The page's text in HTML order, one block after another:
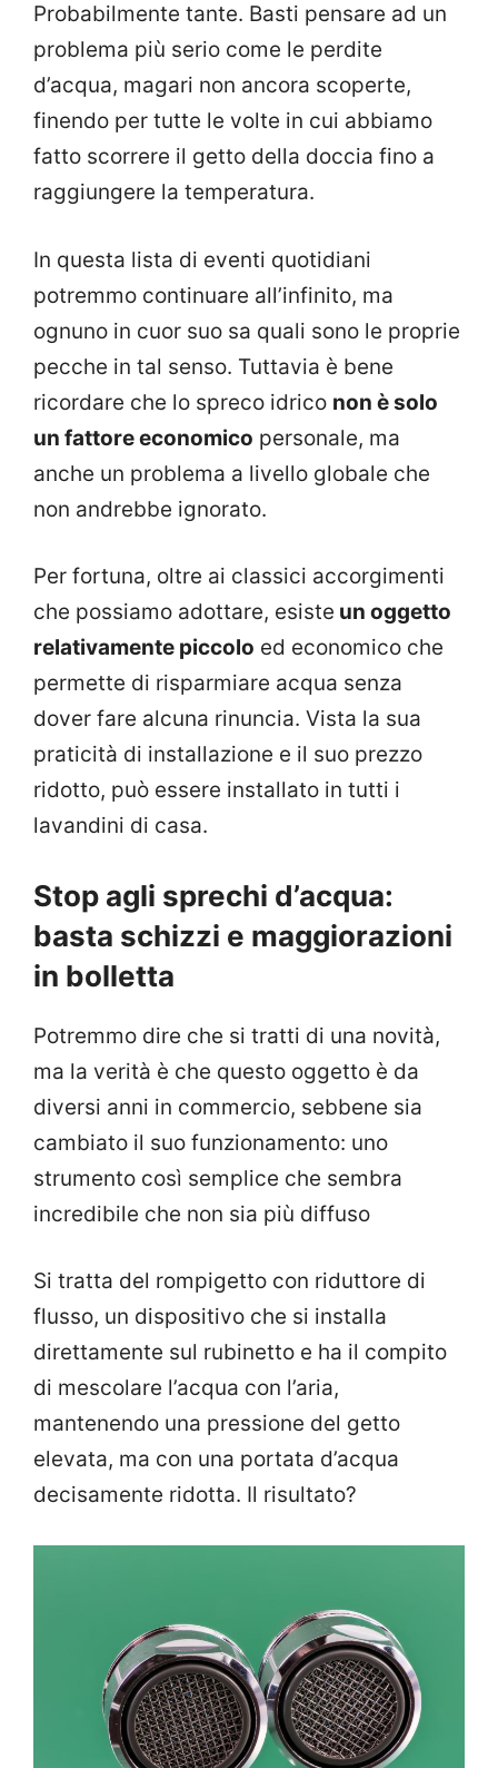
Probabilmente tante. Basti pensare ad un
problema più serio come le perdite
d’acqua, magari non ancora scoperte,
finendo per tutte le volte in cui abbiamo
fatto scorrere il getto della doccia fino a
raggiungere la temperatura.
In questa lista di eventi quotidiani
potremmo continuare all’infinito, ma
ognuno in cuor suo sa quali sono le proprie
pecche in tal senso. Tuttavia è bene
ricordare che lo spreco idrico non è solo
un fattore economico personale, ma
anche un problema a livello globale che
non andrebbe ignorato.
Per fortuna, oltre ai classici accorgimenti
che possiamo adottare, esiste un oggetto
relativamente piccolo ed economico che
permette di risparmiare acqua senza
dover fare alcuna rinuncia. Vista la sua
praticità di installazione e il suo prezzo
ridotto, può essere installato in tutti i
lavandini di casa.
Stop agli sprechi d’acqua:
basta schizzi e maggiorazioni
in bolletta
Potremmo dire che si tratti di una novità,
ma la verità è che questo oggetto è da
diversi anni in commercio, sebbene sia
cambiato il suo funzionamento: uno
strumento così semplice che sembra
incredibile che non sia più diffuso
Si tratta del rompigetto con riduttore di
flusso, un dispositivo che si installa
direttamente sul rubinetto e ha il compito
di mescolare l’acqua con l’aria,
mantenendo una pressione del getto
elevata, ma con una portata d’acqua
decisamente ridotta. Il risultato?